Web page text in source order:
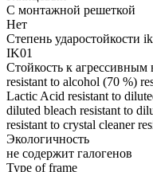
С монтажной решеткой
Нет
Степень ударостойкости ik
IK01
Стойкость к агрессивным
resistant to alcohol (70 %)
Lactic Acid resistant to
diluted bleach resistant to
resistant to crystal cleaner
Экологичность
не содержит галогенов
Type of frame